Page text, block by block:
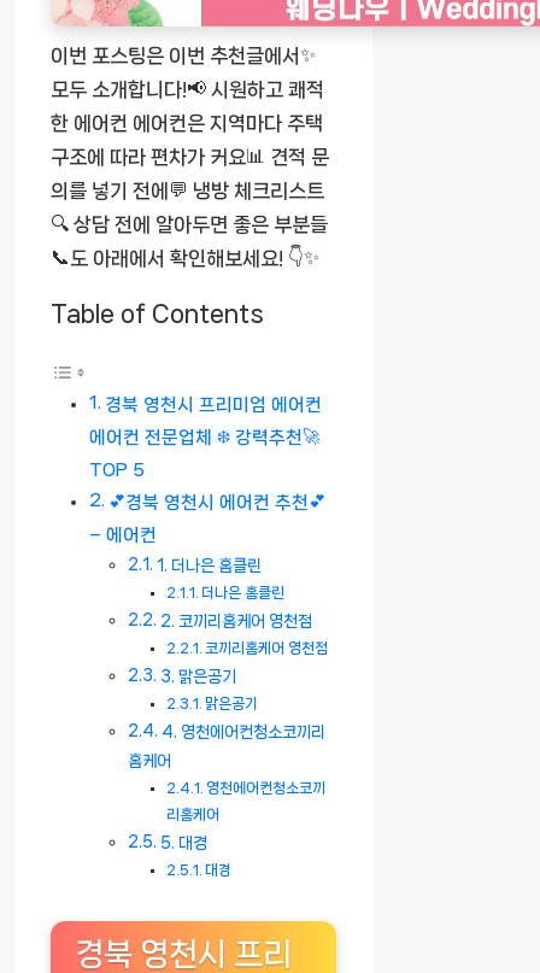
이번 포스팅은 이번 추천글에서✨
모두 소개합니다!📢 시원하고 쾌적
한 에어컨 에어컨은 지역마다 주택
구조에 따라 편차가 커요📊 견적 문
의를 넣기 전에💬 냉방 체크리스트
🔍 상담 전에 알아두면 좋은 부분들
📞도 아래에서 확인해보세요! 👇✨
Table of Contents
경북 영천시 프리미엄 에어컨
에어컨 전문업체 ❄️ 강력추천🚀
TOP 5
💕경북 영천시 에어컨 추천💕
– 에어컨
1. 더나은 홈클린
더나은 홈클린
2. 코끼리홈케어 영천점
코끼리홈케어 영천점
3. 맑은공기
맑은공기
4. 영천에어컨청소코끼리
홈케어
영천에어컨청소코끼
리홈케어
5. 대경
대경
경북 영천시 프리